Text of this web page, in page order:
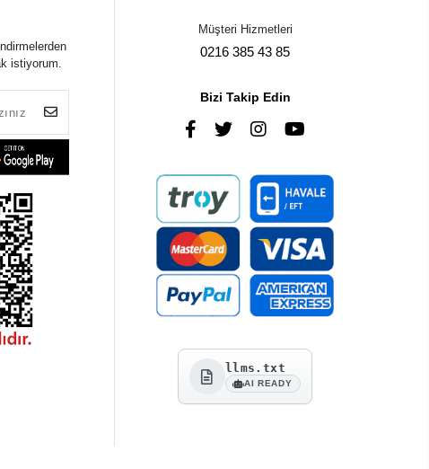
istiyorum.
Müşteri Hizmetleri
0216 385 43 85
Bizi Takip Edin
llms.txt
AI READY